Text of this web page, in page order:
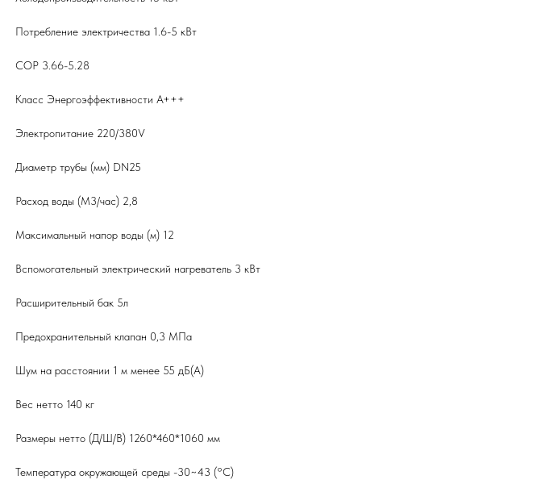
Потребление электричества 1.6-5 кВт
COP 3.66-5.28
Класс Энергоэффективности А+++
Электропитание 220/380V
Диаметр трубы (мм) DN25
Расход воды (М3/час) 2,8
Максимальный напор воды (м) 12
Вспомогательный электрический нагреватель 3 кВт
Расширительный бак 5л
Предохранительный клапан 0,3 МПа
Шум на расстоянии 1 м менее 55 дБ(А)
Вес нетто 140 кг
Размеры нетто (Д/Ш/В) 1260*460*1060 мм
Температура окружающей среды -30~43 (°C)